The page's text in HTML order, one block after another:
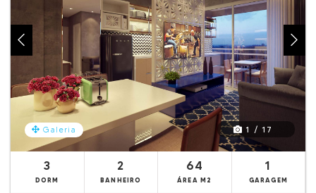
Galeria 1 / 17
3
DORM
2
BANHEIRO
64
ÁREA M2
1
GARAGEM